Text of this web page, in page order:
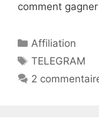
comment
Catégories
Affiliation
Étiquettes
TELEGRAM
2